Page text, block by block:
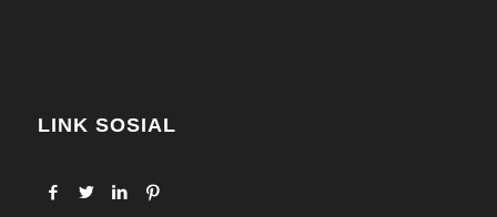
LINK SOSIAL